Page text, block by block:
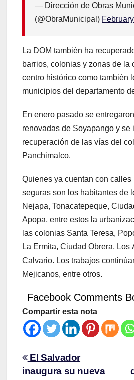
— Dirección de Obras
(@ObraMunicipal)
La DOM también ha
barrios, colonias y zonas de la
centro histórico como también
municipios del departamento
En enero pasado se
renovadas de Soyapango y se
recuperación de las vías del
Panchimalco.
Quienes ya cuentan con calles
seguras son los habitantes de
Nejapa, Tonacatepeque,
Apopa, entre estos la
las colonias Santa Teresa,
La Ermita, Ciudad Obrera, Los
Calvario. Los trabajos
Mejicanos, entre otros.
Facebook Comments
Compartir esta nota
El Salvador
inaugura su nueva